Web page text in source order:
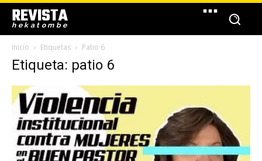
REVISTA
hekatombe
Inicio Etiquetas Patio 6
Etiqueta: patio 6